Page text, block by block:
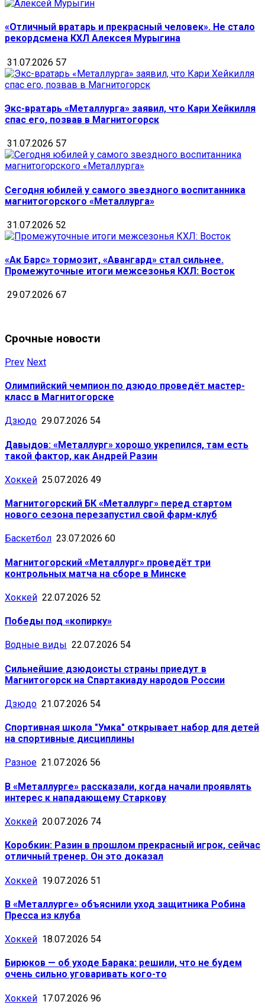
«Отличный вратарь и прекрасный человек». Не стало
рекордсмена КХЛ Алексея Мурыгина
31.07.2026 57
Экс-вратарь «Металлурга» заявил, что Кари Хейкилля
спас его, позвав в Магнитогорск
31.07.2026 57
Сегодня юбилей у самого звездного воспитанника
магнитогорского «Металлурга»
31.07.2026 52
«Ак Барс» тормозит, «Авангард» стал сильнее.
Промежуточные итоги межсезонья КХЛ: Восток
29.07.2026 67
Срочные новости
Prev Next
Олимпийский чемпион по дзюдо проведёт мастер-
класс в Магнитогорске
Дзюдо 29.07.2026 54
Давыдов: «Металлург» хорошо укрепился, там есть
такой фактор, как Андрей Разин
Хоккей 25.07.2026 49
Магнитогорский БК «Металлург» перед стартом
нового сезона перезапустил свой фарм-клуб
Баскетбол 23.07.2026 60
Магнитогорский «Металлург» проведёт три
контрольных матча на сборе в Минске
Хоккей 22.07.2026 52
Победы под «копирку»
Водные виды 22.07.2026 54
Сильнейшие дзюдоисты страны приедут в
Магнитогорск на Спартакиаду народов России
Дзюдо 21.07.2026 54
Спортивная школа "Умка" открывает набор для детей
на спортивные дисциплины
Разное 21.07.2026 56
В «Металлурге» рассказали, когда начали проявлять
интерес к нападающему Старкову
Хоккей 20.07.2026 74
Коробкин: Разин в прошлом прекрасный игрок, сейчас
отличный тренер. Он это доказал
Хоккей 19.07.2026 51
В «Металлурге» объяснили уход защитника Робина
Пресса из клуба
Хоккей 18.07.2026 54
Бирюков — об уходе Барака: решили, что не будем
очень сильно уговаривать кого-то
Хоккей 17.07.2026 96